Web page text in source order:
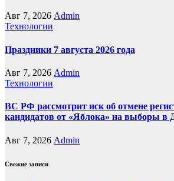
Авг 7, 2026 Admin
Технологии
Праздники 7 августа 2026 года
Авг 7, 2026 Admin
Технологии
ВС РФ рассмотрит иск об отмене
кандидатов от «Яблока» на выборы в
Авг 7, 2026 Admin
Свежие записи